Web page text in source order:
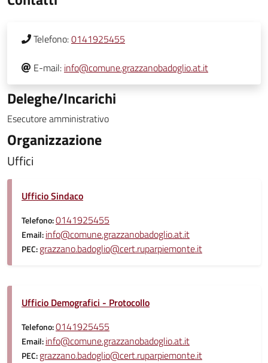
Telefono:0141925455
E-mail: info@comune.grazzanobadoglio.at.it
Deleghe/Incarichi
Esecutore amministrativo
Organizzazione
Uffici
Ufficio Sindaco
Telefono:0141925455
Email:info@comune.grazzanobadoglio.at.it
PEC:grazzano.badoglio@cert.ruparpiemonte.it
Ufficio Demografici - Protocollo
Telefono:0141925455
Email:info@comune.grazzanobadoglio.at.it
PEC:grazzano.badoglio@cert.ruparpiemonte.it